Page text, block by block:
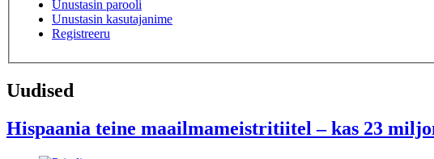
Unustasin parooli
Unustasin kasutajanime
Registreeru
Uudised
Hispaania teine maailmameistritiitel – kas 23